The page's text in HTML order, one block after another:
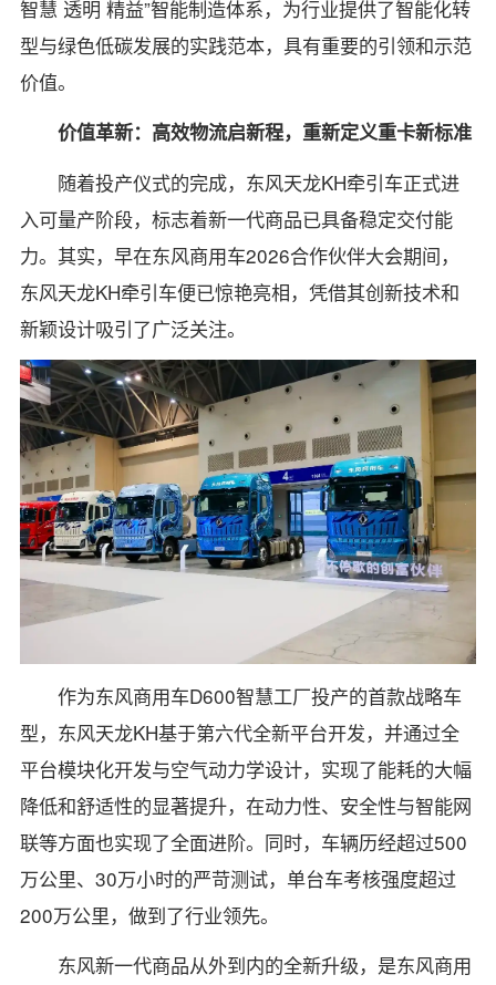
智慧 透明 精益”智能制造体系，为行业提供了智能化转
型与绿色低碳发展的实践范本，具有重要的引领和示范
价值。
价值革新：高效物流启新程，重新定义重卡新标准
随着投产仪式的完成，东风天龙KH牵引车正式进
入可量产阶段，标志着新一代商品已具备稳定交付能
力。其实，早在东风商用车2026合作伙伴大会期间，
东风天龙KH牵引车便已惊艳亮相，凭借其创新技术和
新颖设计吸引了广泛关注。
作为东风商用车D600智慧工厂投产的首款战略车
型，东风天龙KH基于第六代全新平台开发，并通过全
平台模块化开发与空气动力学设计，实现了能耗的大幅
降低和舒适性的显著提升，在动力性、安全性与智能网
联等方面也实现了全面进阶。同时，车辆历经超过500
万公里、30万小时的严苛测试，单台车考核强度超过
200万公里，做到了行业领先。
东风新一代商品从外到内的全新升级，是东风商用